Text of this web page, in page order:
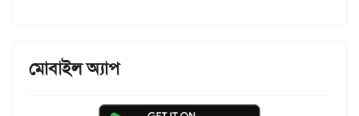
মোবাইল অ্যাপ